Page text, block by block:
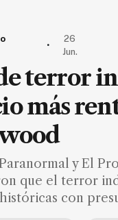
.
26
Jun.
terror
más
y El
que el terror
con